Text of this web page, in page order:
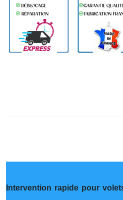
Intervention rapide pour